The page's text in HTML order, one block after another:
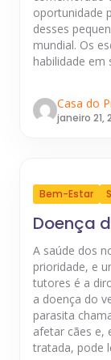
oportunidade
desses
mundial. Os
habilidade
Casa do
janeiro 21,
Bem-Estar
Doença
A saúde dos
prioridade, e
tutores é a
a doença do
parasita
afetar cães e,
tratada, pode